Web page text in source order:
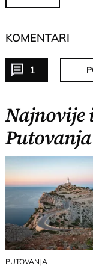
KOMENTARI
1
Najnovije
Putovanja
PUTOVANJA